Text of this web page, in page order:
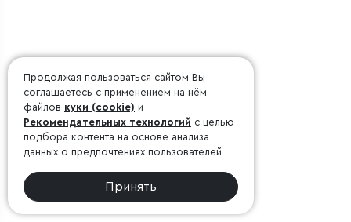
Продолжая пользоваться сайтом Вы
соглашаетесь с применением на нём
файлов куки (cookie) и
Рекомендательных технологий с целью
подбора контента на основе анализа
данных о предпочтениях пользователей.
Принять